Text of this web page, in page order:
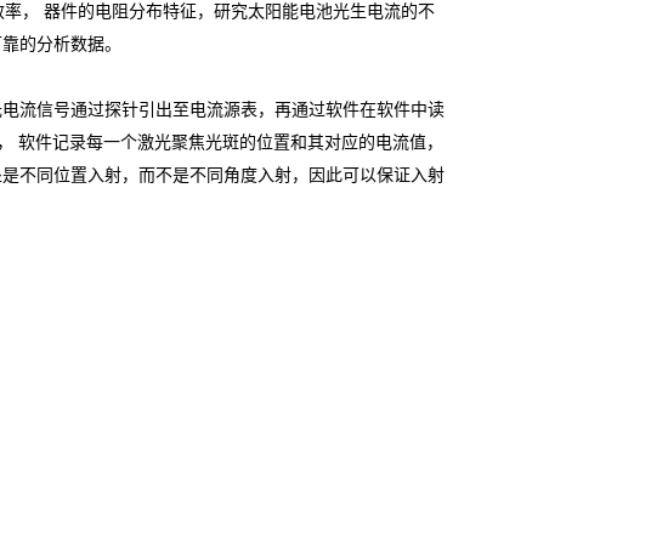
， 器件的电阻分布特征，研究太阳能电池光生电流的不
的分析数据。
流信号通过探针引出至电流源表，再通过软件在软件中读
件记录每一个激光聚焦光斑的位置和其对应的电流值，
不同位置入射，而不是不同角度入射，因此可以保证入射